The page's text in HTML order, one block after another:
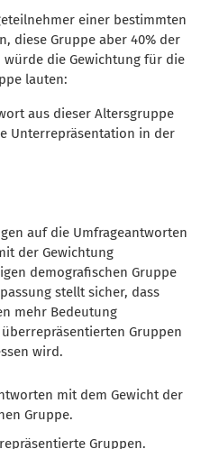
einer bestimmten
diese Gruppe aber 40% der
würde die Gewichtung für die
lauten:
aus dieser Altersgruppe
Unterrepräsentation in der
auf die Umfrageantworten
der Gewichtung
demografischen Gruppe
stellt sicher, dass
mehr Bedeutung
Gruppen
wird.
mit dem Gewicht der
Gruppe.
Gruppen.